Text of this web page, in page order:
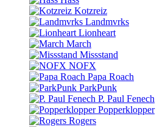
Kotzreiz
Landmvrks
Lionheart
March
Missstand
NOFX
Papa Roach
ParkPunk
P. Paul Fenech
Popperklopper
Rogers